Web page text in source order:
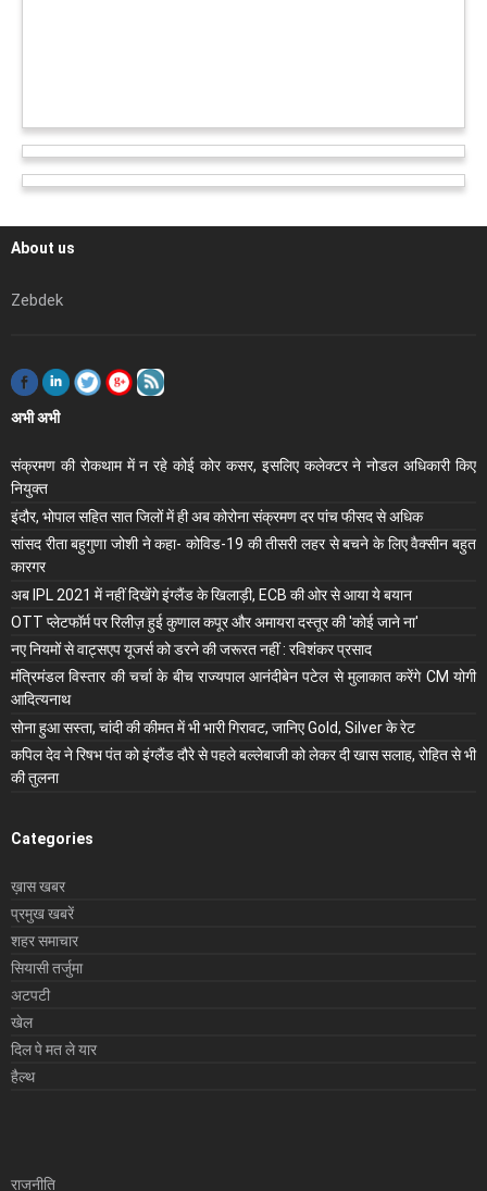
About us
Zebdek
अभी अभी
संक्रमण की रोकथाम में न रहे कोई कोर कसर, इसलिए कलेक्‍टर ने नोडल अधिकारी किए
नियुक्‍त
इंदौर, भोपाल सहित सात जिलों में ही अब कोरोना संक्रमण दर पांच फीसद से अधिक
सांसद रीता बहुगुणा जोशी ने कहा- कोविड-19 की तीसरी लहर से बचने के लिए वैक्सीन बहुत
कारगर
अब IPL 2021 में नहीं दिखेंगे इंग्लैंड के खिलाड़ी, ECB की ओर से आया ये बयान
OTT प्लेटफॉर्म पर रिलीज़ हुई कुणाल कपूर और अमायरा दस्तूर की 'कोई जाने ना'
नए नियमों से वाट्सएप यूजर्स को डरने की जरूरत नहीं : रविशंकर प्रसाद
मंंत्रिमंडल विस्तार की चर्चा के बीच राज्यपाल आनंदीबेन पटेल से मुलाकात करेंगे CM योगी
आदित्यनाथ
सोना हुआ सस्ता, चांदी की कीमत में भी भारी गिरावट, जानिए Gold, Silver के रेट
कपिल देव ने रिषभ पंत को इंग्लैंड दौरे से पहले बल्लेबाजी को लेकर दी खास सलाह, रोहित से भी
की तुलना
Categories
ख़ास खबर
प्रमुख खबरें
शहर समाचार
सियासी तर्जुमा
अटपटी
खेल
दिल पे मत ले यार
हैल्थ
राजनीति